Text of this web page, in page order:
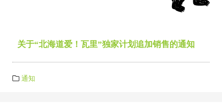
关于“北海道爱！瓦里”独家计划追加销售的通知
通知